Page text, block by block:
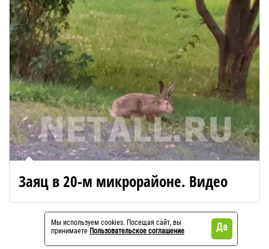
Заяц в 20-м микрорайоне. Видео
Мы используем cookies. Посещая сайт, вы
принимаете Пользовательское соглашение Да